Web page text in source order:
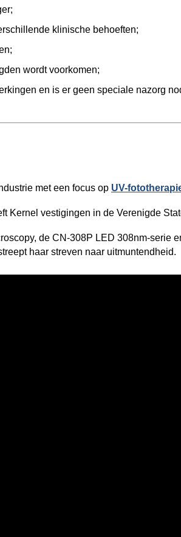
klinische behoeften;
wordt voorkomen;
en is er geen speciale nazorg
met een focus op UV-
Kernel vestigingen in de Verenigde
de CN-308P LED 308nm-serie
haar streven naar uitmuntendheid.